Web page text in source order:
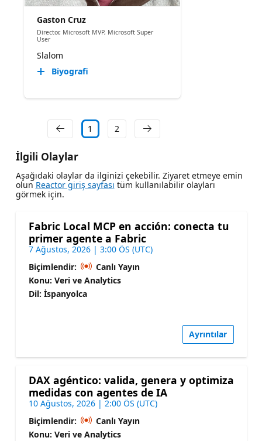
Gaston Cruz
Director, Microsoft MVP, Microsoft Super
User
Slalom
Biyografi
1 2
İlgili Olaylar
Aşağıdaki olaylar da ilginizi çekebilir. Ziyaret etmeye emin
olun Reactor giriş sayfası tüm kullanılabilir olayları
görmek için.
Fabric Local MCP en acción: conecta tu
primer agente a Fabric
7 Ağustos, 2026 | 3:00 ÖS (UTC)
Biçimlendir:
Canlı Yayın
Konu: Veri ve Analytics
Dil: İspanyolca
Ayrıntılar
DAX agéntico: valida, genera y optimiza
medidas con agentes de IA
10 Ağustos, 2026 | 2:00 ÖS (UTC)
Biçimlendir:
Canlı Yayın
Konu: Veri ve Analytics